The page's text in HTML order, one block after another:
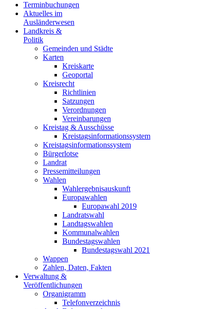
Terminbuchungen
Aktuelles im
Ausländerwesen
Landkreis &
Politik
Gemeinden und Städte
Karten
Kreiskarte
Geoportal
Kreisrecht
Richtlinien
Satzungen
Verordnungen
Vereinbarungen
Kreistag & Ausschüsse
Kreistagsinformationssystem
Kreistagsinformationssystem
Bürgerlotse
Landrat
Pressemitteilungen
Wahlen
Wahlergebnisauskunft
Europawahlen
Europawahl 2019
Landratswahl
Landtagswahlen
Kommunalwahlen
Bundestagswahlen
Bundestagswahl 2021
Wappen
Zahlen, Daten, Fakten
Verwaltung &
Veröffentlichungen
Organigramm
Telefonverzeichnis